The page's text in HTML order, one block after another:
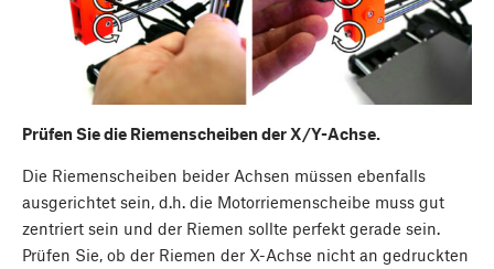
Prüfen Sie die Riemenscheiben der X/Y-Achse.
Die Riemenscheiben beider Achsen müssen ebenfalls
ausgerichtet sein, d.h. die Motorriemenscheibe muss gut
zentriert sein und der Riemen sollte perfekt gerade sein.
Prüfen Sie, ob der Riemen der X-Achse nicht an gedruckten